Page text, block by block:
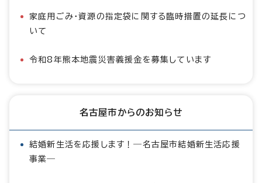
家庭用ごみ・資源の指定袋に関する臨時措置の延長につ
いて
令和8年熊本地震災害義援金を募集しています
名古屋市からのお知らせ
結婚新生活を応援します！―名古屋市結婚新生活応援
事業―